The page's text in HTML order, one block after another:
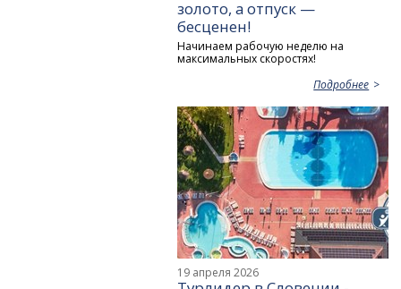
золото, а отпуск —
бесценен!
Начинаем рабочую неделю на
максимальных скоростях!
Подробнее
19 апреля 2026